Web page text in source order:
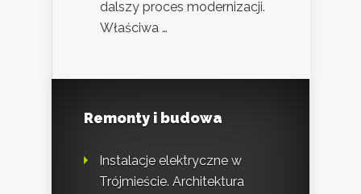
dalszy proces modernizacji.
Właściwa …
Remonty i budowa
Instalacje elektryczne w
Trójmieście. Architektura